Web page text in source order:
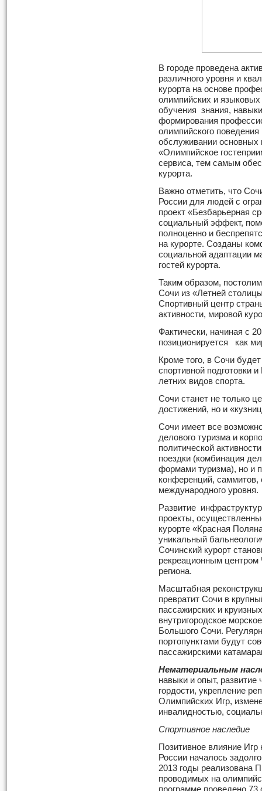
В городе проведена
различного уровня и
курорта на основе
олимпийских и
обучения знания,
формирования
олимпийского
обслуживании основных
«Олимпийское
сервиса, тем самым
курорта.
Важно отметить, что
России для людей с
проект «Безбарьерная
социальный эффект,
полноценно и
на курорте. Созданы
социальной адаптации
гостей курорта.
Таким образом,
Сочи из «Летней
Спортивный центр
активности, мировой
Фактически, начиная с
позиционируется как
Кроме того, в Сочи
спортивной подготовки
летних видов спорта.
Сочи станет не только
достижений, но и
Сочи имеет все
делового туризма и
политической
поездки (комбинация
формами туризма), но и
конференций, саммитов,
международного уровня.
Развитие
проекты,
курорте «Красная
уникальный
Сочинский курорт
рекреационным центром
региона.
Масштабная
превратит Сочи в
пассажирских и
внутригородское
Большого Сочи.
портопунктами будут
пассажирскими
Нематериальным
навыки и опыт, развитие
гордости, укрепление
Олимпийских Игр,
инвалидностью,
Спортивное наследие
Позитивное влияние Игр
России началось
2013 годы реализована
проводимых на